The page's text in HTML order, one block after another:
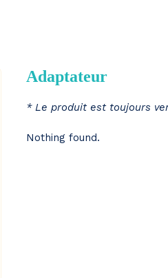
Adaptateur
* Le produit est toujours
Nothing found.